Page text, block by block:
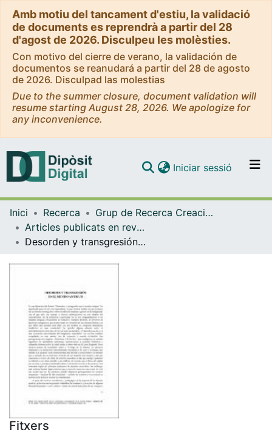
Amb motiu del tancament d'estiu, la validació
de documents es reprendrà a partir del 28
d'agost de 2026. Disculpeu les molèsties.
Con motivo del cierre de verano, la validación de
documentos se reanudará a partir del 28 de agosto
de 2026. Disculpad las molestias
Due to the summer closure, document validation will
resume starting August 28, 2026. We apologize for
any inconvenience.
Navega per tot el DD
Com publicar
Iniciar sessió (current)
Inici Recerca
Grup de Recerca Creació i pensament de les dones
Articles publicats en revistes (Grup de Recerca Creació i pensament de les dones)
Desorden y transgresión en el mundo antiguo
Fitxers